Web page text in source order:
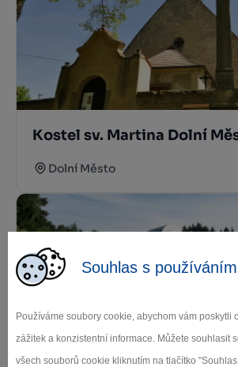
Souhlas s
Používáme soubory cookie, abychom vám poskytli
zážitek a konzistentní informace. Můžete souhlasit
všech souborů cookie kliknutím na tlačítko
Kostel sv. Martina Dolní
Dolní Město
Pomník – Hlava XXII v